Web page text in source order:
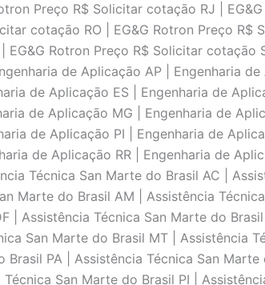
Preço R$ Solicitar cotaçāo RJ |
cotaçāo RO | EG&G Rotron Preço R$
Rotron Preço R$ Solicitar cotaçāo
de Aplicaçāo AP | Engenharia
de Aplicaçāo ES | Engenharia de
de Aplicaçāo MG | Engenharia de
de Aplicaçāo PI | Engenharia de
de Aplicaçāo RR | Engenharia de
Técnica San Marte do Brasil AC |
Marte do Brasil AM | Assistência
| Assistência Técnica San Marte do
San Marte do Brasil MT | Assistência
PA | Assistência Técnica San
San Marte do Brasil PI |